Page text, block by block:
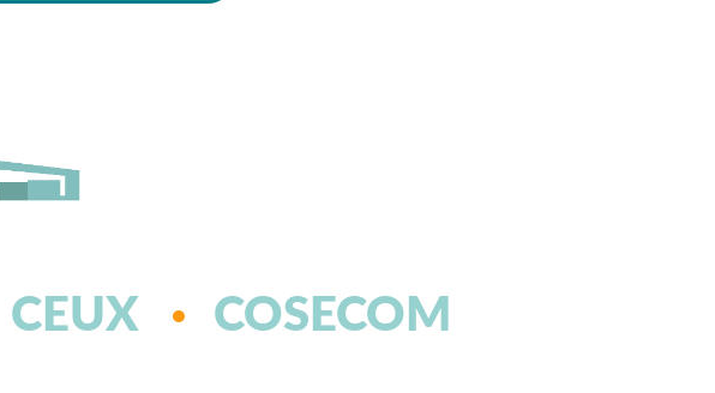
CEUX COSECOM